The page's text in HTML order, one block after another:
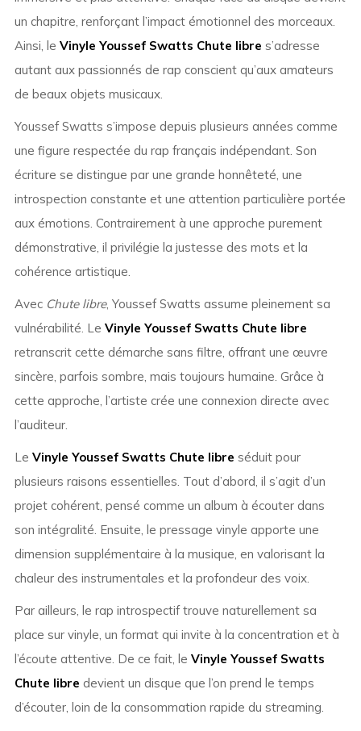
un chapitre, renforçant l’impact émotionnel des morceaux.
Ainsi, le Vinyle Youssef Swatts Chute libre s’adresse
autant aux passionnés de rap conscient qu’aux amateurs
de beaux objets musicaux.
Youssef Swatts s’impose depuis plusieurs années comme
une figure respectée du rap français indépendant. Son
écriture se distingue par une grande honnêteté, une
introspection constante et une attention particulière portée
aux émotions. Contrairement à une approche purement
démonstrative, il privilégie la justesse des mots et la
cohérence artistique.
Avec Chute libre, Youssef Swatts assume pleinement sa
vulnérabilité. Le Vinyle Youssef Swatts Chute libre
retranscrit cette démarche sans filtre, offrant une œuvre
sincère, parfois sombre, mais toujours humaine. Grâce à
cette approche, l’artiste crée une connexion directe avec
l’auditeur.
Le Vinyle Youssef Swatts Chute libre séduit pour
plusieurs raisons essentielles. Tout d’abord, il s’agit d’un
projet cohérent, pensé comme un album à écouter dans
son intégralité. Ensuite, le pressage vinyle apporte une
dimension supplémentaire à la musique, en valorisant la
chaleur des instrumentales et la profondeur des voix.
Par ailleurs, le rap introspectif trouve naturellement sa
place sur vinyle, un format qui invite à la concentration et à
l’écoute attentive. De ce fait, le Vinyle Youssef Swatts
Chute libre devient un disque que l’on prend le temps
d’écouter, loin de la consommation rapide du streaming.